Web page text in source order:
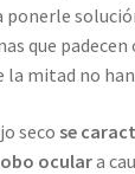
que padecen
la mitad no
secose
oculara